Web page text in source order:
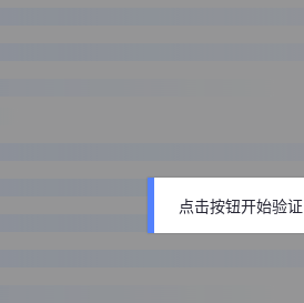
点击按钮开始验证